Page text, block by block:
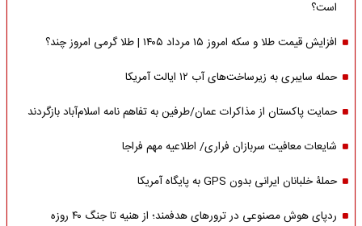
است؟
افزایش قیمت طلا و سکه امروز ۱۵ مرداد ۱۴۰۵ | طلا گرمی امروز چند؟
حمله سایبری به زیرساخت‌های آب ۱۲ ایالت آمریکا
حمایت پاکستان از مذاکرات عمان/طرفین به تفاهم نامه اسلام‌آباد بازگردند
شایعات معافیت سربازان فراری/ اطلاعیه مهم فراجا
حملۀ خلبانان ایرانی بدون GPS به پایگاه آمریکا
ردپای هوش مصنوعی در ترورهای هدفمند؛ از هنیه تا جنگ ۴۰ روزه